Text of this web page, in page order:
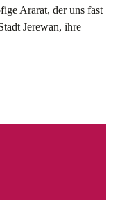
Ararat, der uns fast
Jerewan, ihre